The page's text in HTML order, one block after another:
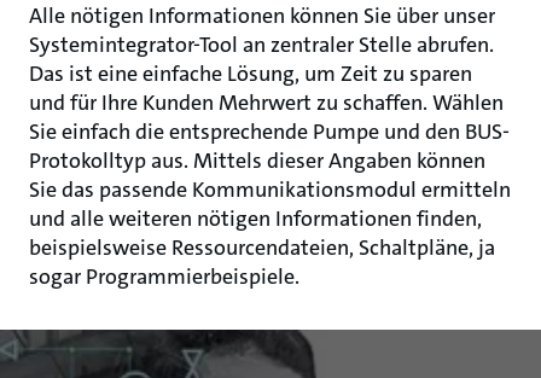
Alle nötigen Informationen können Sie über unser
Systemintegrator-Tool an zentraler Stelle abrufen.
Das ist eine einfache Lösung, um Zeit zu sparen
und für Ihre Kunden Mehrwert zu schaffen. Wählen
Sie einfach die entsprechende Pumpe und den BUS-
Protokolltyp aus. Mittels dieser Angaben können
Sie das passende Kommunikationsmodul ermitteln
und alle weiteren nötigen Informationen finden,
beispielsweise Ressourcendateien, Schaltpläne, ja
sogar Programmierbeispiele.